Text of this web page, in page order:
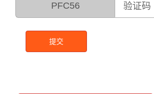
PFC56
提交